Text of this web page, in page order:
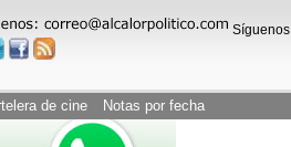
Síguenos
de cine Notas por fecha